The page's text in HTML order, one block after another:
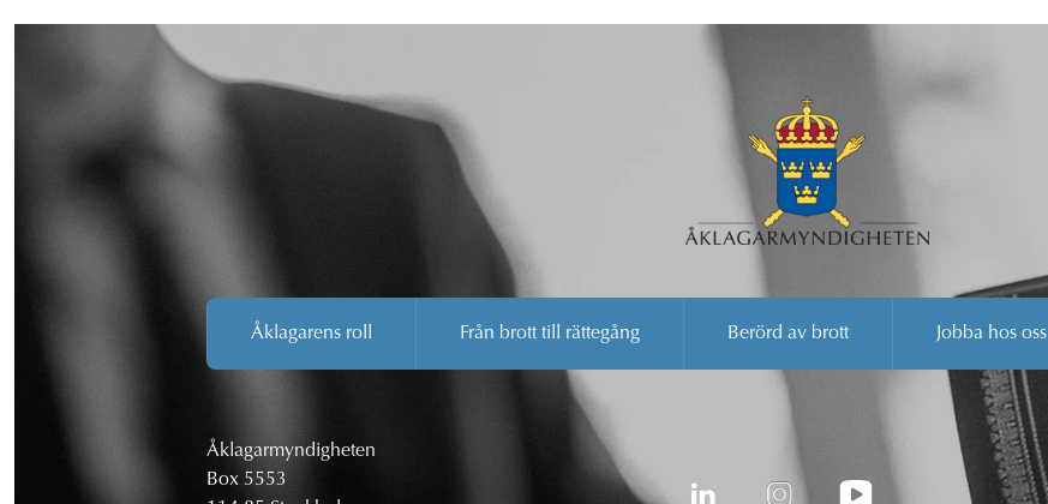
Åklagarens roll Från brott till rättegång Berörd av brott Jobba hos oss
Åklagarmyndigheten
Box 5553